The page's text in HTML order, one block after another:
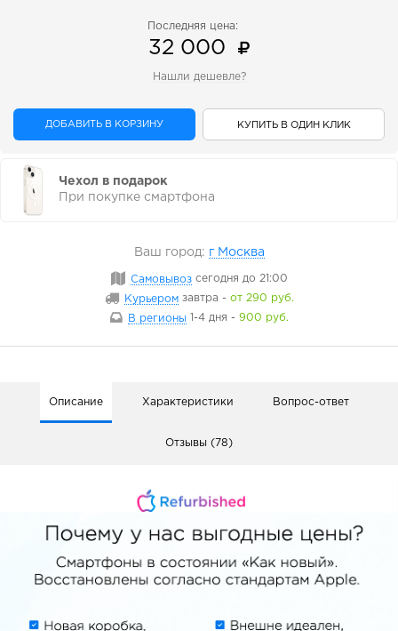
Последняя цена:
32 000
Нашли дешевле?
ДОБАВИТЬ В КОРЗИНУ КУПИТЬ В ОДИН КЛИК
Чехол в подарок
При покупке смартфона
Ваш город: г Москва
Самовывоз сегодня до 21:00
Курьером завтра - от 290 руб.
В регионы
1-4 дня - 900 руб.
Описание Характеристики Вопрос-ответ
Отзывы (78)